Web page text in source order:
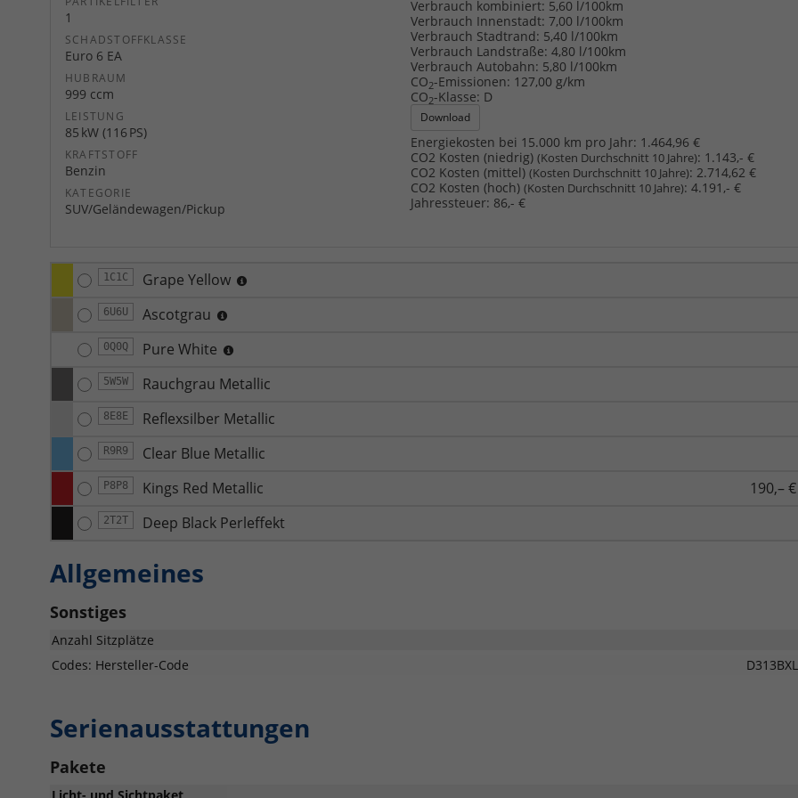
1
SCHADSTOFFKLASSE
Euro 6 EA
HUBRAUM
999 ccm
LEISTUNG
85 kW (116 PS)
KRAFTSTOFF
Benzin
KATEGORIE
SUV/Geländewagen/Pickup
Verbrauch kombiniert: 5,60 l/100km
Verbrauch Innenstadt: 7,00 l/100km
Verbrauch Stadtrand: 5,40 l/100km
Verbrauch Landstraße: 4,80 l/100km
Verbrauch Autobahn: 5,80 l/100km
CO2-Emissionen: 127,00 g/km
CO2-Klasse: D
Download
Energiekosten bei 15.000 km pro Jahr: 1.464,96 €
CO2 Kosten (niedrig) (Kosten Durchschnitt 10 Jahre): 1.143,- €
CO2 Kosten (mittel) (Kosten Durchschnitt 10 Jahre): 2.714,62 €
CO2 Kosten (hoch) (Kosten Durchschnitt 10 Jahre): 4.191,- €
Jahressteuer: 86,- €
1C1C Grape Yellow
6U6U Ascotgrau
0Q0Q Pure White
5W5W Rauchgrau Metallic
8E8E Reflexsilber Metallic
R9R9 Clear Blue Metallic
P8P8 Kings Red Metallic 190,– €
2T2T Deep Black Perleffekt
Allgemeines
Sonstiges
Anzahl Sitzplätze
Codes: Hersteller-Code
Serienausstattungen
Pakete